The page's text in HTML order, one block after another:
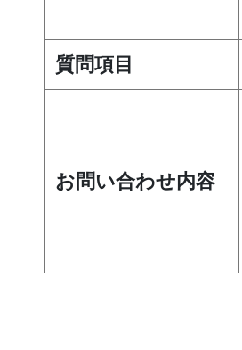
質問項目
お問い合わせ内容